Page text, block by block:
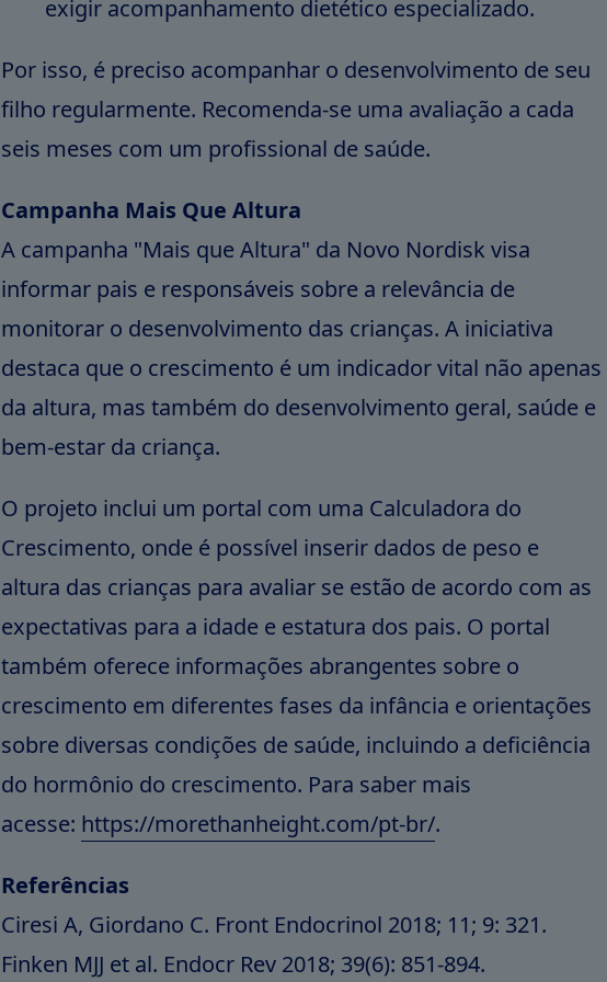
exigir acompanhamento dietético especializado.
Por isso, é preciso acompanhar o desenvolvimento de seu
filho regularmente. Recomenda-se uma avaliação a cada
seis meses com um profissional de saúde.
Campanha Mais Que Altura
A campanha "Mais que Altura" da Novo Nordisk visa
informar pais e responsáveis sobre a relevância de
monitorar o desenvolvimento das crianças. A iniciativa
destaca que o crescimento é um indicador vital não apenas
da altura, mas também do desenvolvimento geral, saúde e
bem-estar da criança.
O projeto inclui um portal com uma Calculadora do
Crescimento, onde é possível inserir dados de peso e
altura das crianças para avaliar se estão de acordo com as
expectativas para a idade e estatura dos pais. O portal
também oferece informações abrangentes sobre o
crescimento em diferentes fases da infância e orientações
sobre diversas condições de saúde, incluindo a deficiência
do hormônio do crescimento. Para saber mais
acesse: https://morethanheight.com/pt-br/.
Referências
Ciresi A, Giordano C. Front Endocrinol 2018; 11; 9: 321.
Finken MJJ et al. Endocr Rev 2018; 39(6): 851-894.